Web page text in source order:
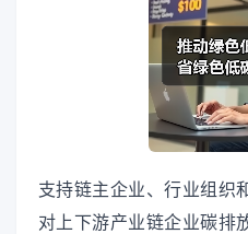
支持链主企业、行业组织
对上下游产业链企业碳排